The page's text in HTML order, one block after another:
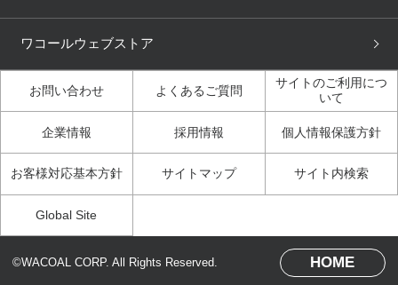
学
ガイド（マンガ）
3Dボディスキャン体験（マ
ワコールウェブストア
お問い合わせ よくあるご質問
サイトのご利用につ
いて
企業情報 採用情報 個人情報保護方針
お客様対応基本方針 サイトマップ サイト内検索
Global Site
©WACOAL CORP. All Rights Reserved. HOME